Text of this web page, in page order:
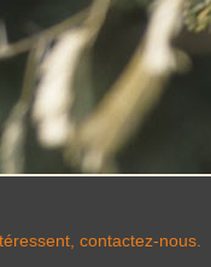
contactez-nous.